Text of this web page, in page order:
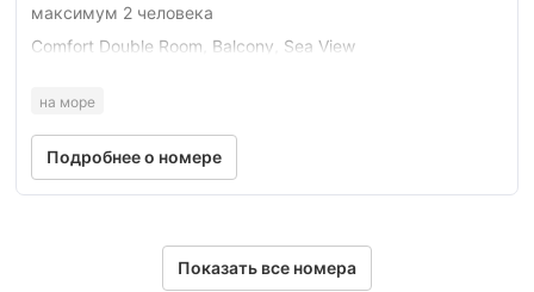
максимум 2 человека
Comfort Double Room, Balcony, Sea View
на море
Подробнее о номере
Показать все номера